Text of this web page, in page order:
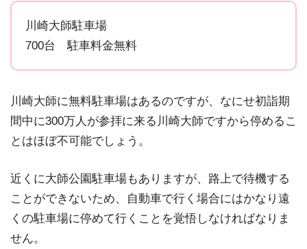
川崎大師駐車場
700台 駐車料金無料
川崎大師に無料駐車場はあるのですが、なにせ初詣期
間中に300万人が参拝に来る川崎大師ですから停めるこ
とはほぼ不可能でしょう。
近くに大師公園駐車場もありますが、路上で待機する
ことができないため、自動車で行く場合にはかなり遠
くの駐車場に停めて行くことを覚悟しなければなりま
せん。